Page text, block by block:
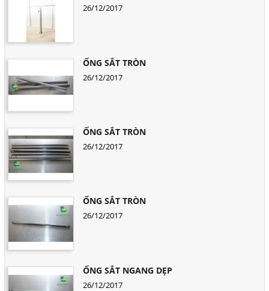
26/12/2017
ỐNG SẮT TRÒN
26/12/2017
ỐNG SẮT TRÒN
26/12/2017
ỐNG SẮT TRÒN
26/12/2017
ỐNG SẮT NGANG DẸP
26/12/2017